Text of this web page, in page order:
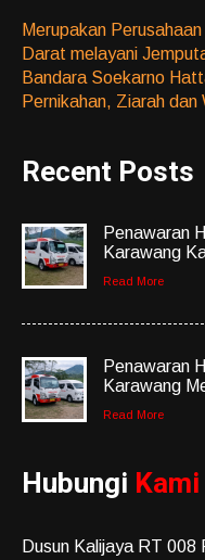
Merupakan
Darat melayani
Bandara Soekarno
Pernikahan, Ziarah dan
Recent Posts
Penawaran
Karawang
Read More
Penawaran
Karawang
Read More
Hubungi Kami
Dusun Kalijaya RT